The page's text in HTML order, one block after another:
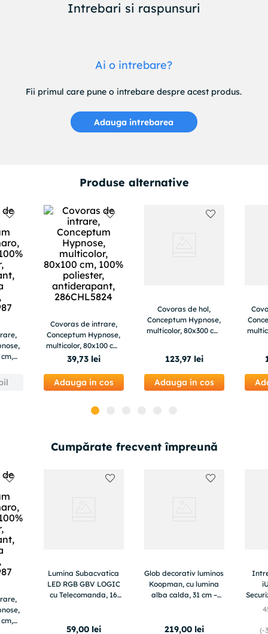
Intrebari si raspunsuri
Ai o intrebare?
Fii primul care pune o intrebare despre acest produs.
Adauga intrebarea
Produse alternative
Covoras de intrare,
Conceptum Hypnose,
multicolor, 80x100 cm,
100% poliester,
286CHL5824
39,73 lei
Adauga in cos
Covoras de hol,
Conceptum Hypnose,
multicolor, 80x300 cm,
593HFT1737
123,97 lei
Adauga in cos
Cumpărate frecvent împreună
Lumina Subacvatica
LED RGB GBV LOGIC
cu Telecomanda, 16
LED-uri,
59,00 lei
Glob decorativ luminos
Koopman, cu lumina
alba calda, 31 cm –
219,00 lei (-